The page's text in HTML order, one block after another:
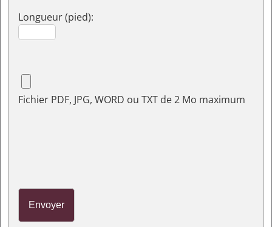
Longueur (pied):
Fichier PDF, JPG, WORD ou TXT de 2 Mo maximum